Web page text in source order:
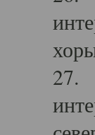
27.